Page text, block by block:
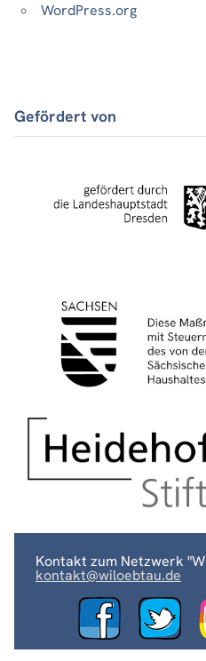
WordPress.org
Gefördert von
Kontakt zum Netzwerk
kontakt@wiloebtau.de